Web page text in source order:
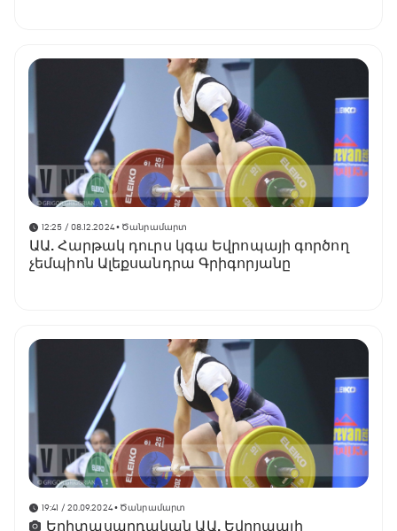
12:25 / 08.12.2024• Ծանրամարտ
ԱԱ. Հարթակ դուրս կգա Եվրոպայի գործող
չեմպիոն Ալեքսանդրա Գրիգորյանը
19:41 / 20.09.2024• Ծանրամարտ
Երիտասարդական ԱԱ. Եվրոպայի